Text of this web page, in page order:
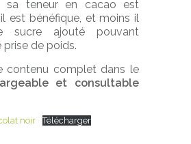
sa teneur en cacao est
est bénéfique, et moins il
sucre ajouté pouvant
prise de poids.
contenu complet dans le
et consultable
noir Télécharger